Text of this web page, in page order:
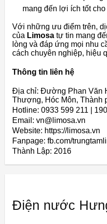
mang đến lợi ích tốt cho
Với những ưu điểm trên,
của Limosa tự tin mang
lòng và đáp ứng mọi nhu
cách chuyên nghiệp, hiệu
Thông tin liên hệ
Địa chỉ: Đường Phan Văn
Thượng, Hóc Môn, Thành
Hotline: 0933 599 211 |
Email: vn@limosa.vn
Website: https://limosa.vn
Fanpage: fb.com/
Thành Lập: 2016
Điện nước